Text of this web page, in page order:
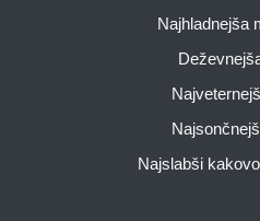
Najhladnejša
Najslabši